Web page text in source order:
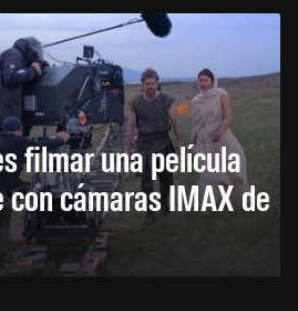
filmar una película
cámaras IMAX de